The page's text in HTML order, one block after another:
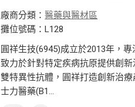
廠商分類：醫藥與醫材區
攤位號碼：L128
圓祥生技(6945)成立於2013年，
致力於針對特定疾病抗原提供創
雙特異性抗體，圓祥打造創新治
士力醫藥(B1...